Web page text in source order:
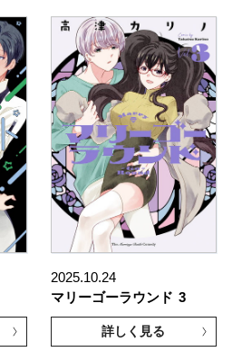
2025.10.24
マリーゴーラウンド 3
詳しく見る